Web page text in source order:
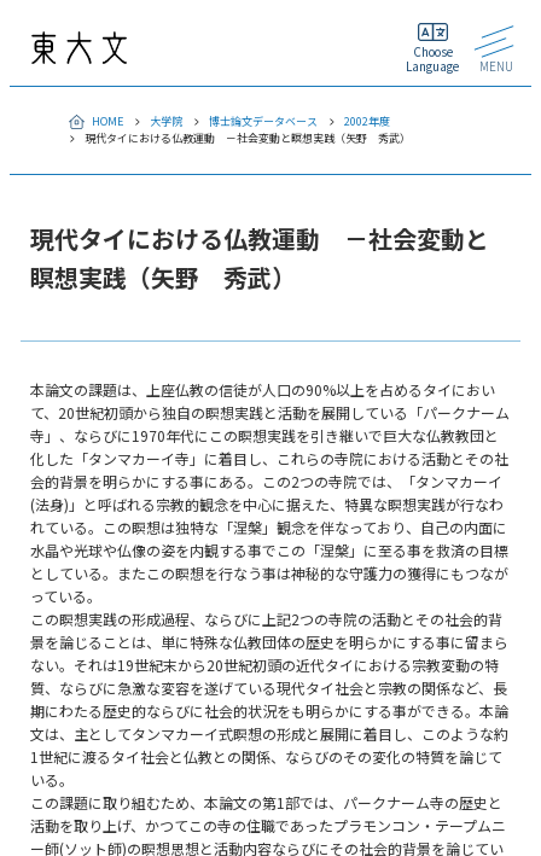
Choose
Language
MENU
HOME 大学院 博士論文データベース
2002年度
現代タイにおける仏教運動 －社会変動と瞑想実践（矢野 秀武）
現代タイにおける仏教運動 －社会変動と
瞑想実践（矢野 秀武）
本論文の課題は、上座仏教の信徒が人口の90%以上を占めるタイにおい
て、20世紀初頭から独自の瞑想実践と活動を展開している「パークナーム
寺」、ならびに1970年代にこの瞑想実践を引き継いで巨大な仏教教団と
化した「タンマカーイ寺」に着目し、これらの寺院における活動とその社
会的背景を明らかにする事にある。この2つの寺院では、「タンマカーイ
(法身)」と呼ばれる宗教的観念を中心に据えた、特異な瞑想実践が行なわ
れている。この瞑想は独特な「涅槃」観念を伴なっており、自己の内面に
水晶や光球や仏像の姿を内観する事でこの「涅槃」に至る事を救済の目標
としている。またこの瞑想を行なう事は神秘的な守護力の獲得にもつなが
っている。
この瞑想実践の形成過程、ならびに上記2つの寺院の活動とその社会的背
景を論じることは、単に特殊な仏教団体の歴史を明らかにする事に留まら
ない。それは19世紀末から20世紀初頭の近代タイにおける宗教変動の特
質、ならびに急激な変容を遂げている現代タイ社会と宗教の関係など、長
期にわたる歴史的ならびに社会的状況をも明らかにする事ができる。本論
文は、主としてタンマカーイ式瞑想の形成と展開に着目し、このような約
1世紀に渡るタイ社会と仏教との関係、ならびのその変化の特質を論じて
いる。
この課題に取り組むため、本論文の第1部では、パークナーム寺の歴史と
活動を取り上げ、かつてこの寺の住職であったプラモンコン・テープムニ
ー師(ソット師)の瞑想思想と活動内容ならびにその社会的背景を論じてい